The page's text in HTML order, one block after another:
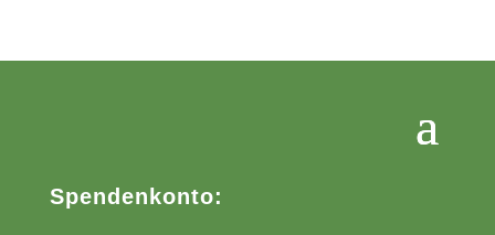
Spendenkonto: